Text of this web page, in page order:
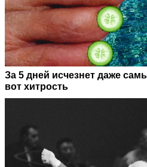
За 5 дней исчезнет даже
вот хитрость